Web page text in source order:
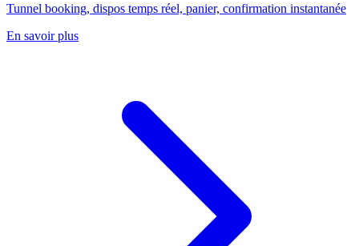
Tunnel booking, dispos temps réel, panier, confirmation instantanée
En savoir plus